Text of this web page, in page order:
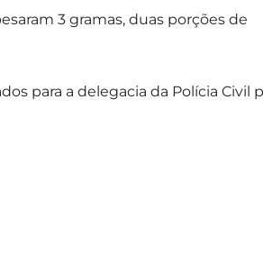
3 gramas, duas porções de
para a delegacia da Polícia Civil